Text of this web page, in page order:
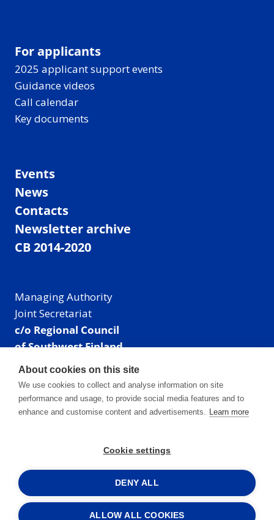
For applicants
2025 applicant support events
Guidance videos
Call calendar
Key documents
Events
News
Contacts
Newsletter archive
CB 2014-2020
Managing Authority
Joint Secretariat
c/o Regional Council
of Southwest Finland
Visiting address: Linnankatu 52 B, Turku, Finland
Mailing address:
P.O. Box 273,
20101 Turku, Finland
Phone: +358 40 550 8408
Facebook
X Instagram
LinkedIn
About cookies on this site
We use cookies to collect and analyse information on site
performance and usage, to provide social media features and to
enhance and customise content and advertisements. Learn more
Cookie settings
DENY ALL
ALLOW ALL COOKIES